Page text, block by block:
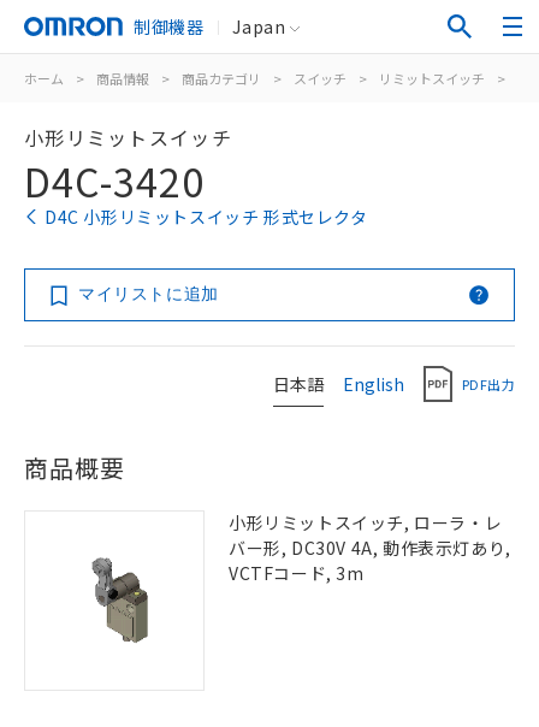
制御機器 Japan
ホーム > 商品情報 > 商品カテゴリ > スイッチ > リミットスイッチ >
小形リミットスイッチ
D4C-3420
D4C 小形リミットスイッチ 形式セレクタ
マイリストに追加
日本語 English PDF出力
商品概要
小形リミットスイッチ, ローラ・レ
バー形, DC30V 4A, 動作表示灯あり,
VCTFコード, 3m